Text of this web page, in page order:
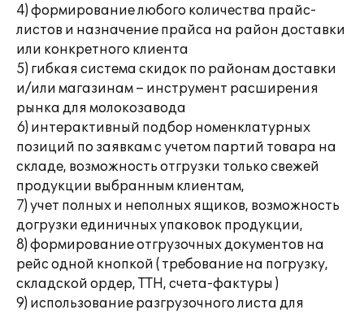
4) формирование любого количества прайс-
листов и назначение прайса на район доставки
или конкретного клиента
5) гибкая система скидок по районам доставки
и/или магазинам – инструмент расширения
рынка для молокозавода
6) интерактивный подбор номенклатурных
позиций по заявкам с учетом партий товара на
складе, возможность отгрузки только свежей
продукции выбранным клиентам,
7) учет полных и неполных ящиков, возможность
догрузки единичных упаковок продукции,
8) формирование отгрузочных документов на
рейс одной кнопкой ( требование на погрузку,
складской ордер, ТТН, счета-фактуры )
9) использование разгрузочного листа для